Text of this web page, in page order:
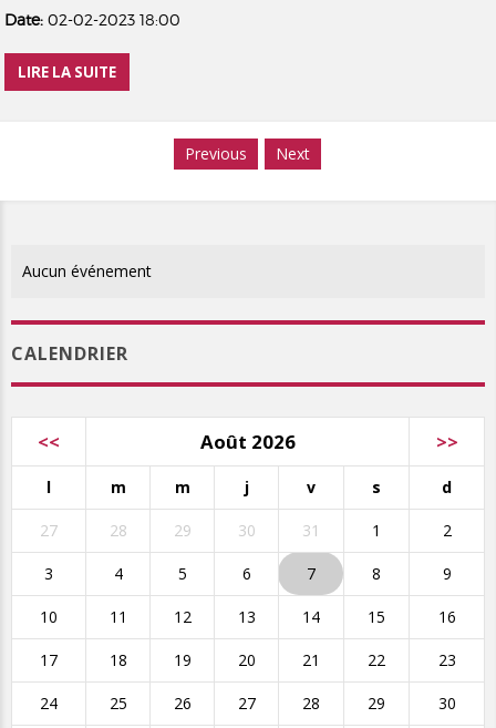
Date: 02-02-2023 18:00
LIRE LA SUITE
Previous Next
Aucun événement
CALENDRIER
<< Août 2026 >>
l m m j v s d
27 28 29 30 31 1 2
3 4 5 6 7 8 9
10 11 12 13 14 15 16
17 18 19 20 21 22 23
24 25 26 27 28 29 30